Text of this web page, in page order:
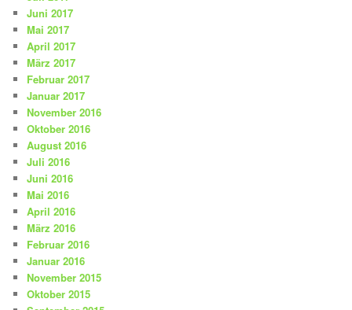
Juni 2017
Mai 2017
April 2017
März 2017
Februar 2017
Januar 2017
November 2016
Oktober 2016
August 2016
Juli 2016
Juni 2016
Mai 2016
April 2016
März 2016
Februar 2016
Januar 2016
November 2015
Oktober 2015